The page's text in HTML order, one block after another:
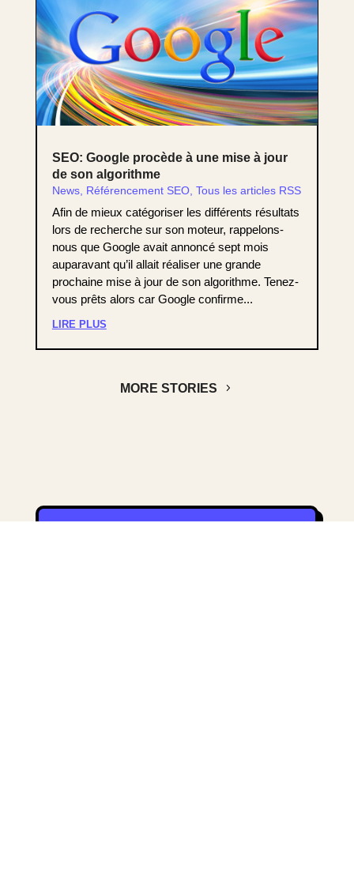
SEO: Google procède à une mise à jour
de son algorithme
News, Référencement SEO, Tous les articles RSS
Afin de mieux catégoriser les différents résultats
lors de recherche sur son moteur, rappelons-
nous que Google avait annoncé sept mois
auparavant qu’il allait réaliser une grande
prochaine mise à jour de son algorithme. Tenez-
vous prêts alors car Google confirme...
LIRE PLUS
MORE STORIES